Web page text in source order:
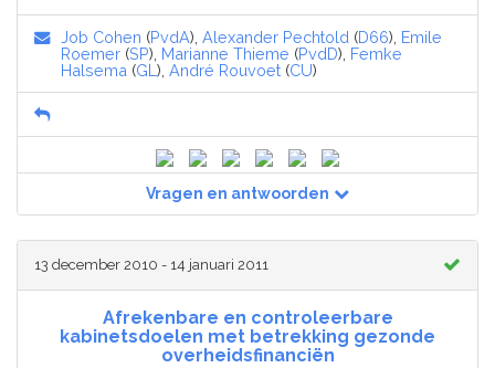
Job Cohen (PvdA), Alexander Pechtold (D66), Emile
Roemer (SP), Marianne Thieme (PvdD), Femke
Halsema (GL ), André Rouvoet (CU)
Vragen en antwoorden
13 december 2010 - 14 januari 2011
Afrekenbare en controleerbare
kabinetsdoelen met betrekking gezonde
overheidsfinanciën